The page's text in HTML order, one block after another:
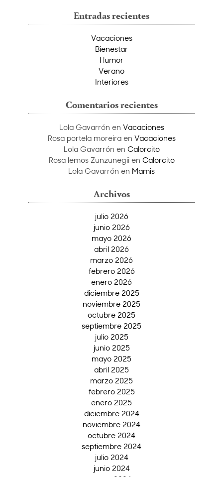
Entradas recientes
Vacaciones
Bienestar
Humor
Verano
Interiores
Comentarios recientes
Lola Gavarrón en Vacaciones
Rosa portela moreiraen Vacaciones
Lola Gavarrón en Calorcito
Rosa lemos Zunzunegiien Calorcito
Lola Gavarrón en Mamis
Archivos
julio 2026
junio 2026
mayo 2026
abril 2026
marzo 2026
febrero 2026
enero 2026
diciembre 2025
noviembre 2025
octubre 2025
septiembre 2025
julio 2025
junio 2025
mayo 2025
abril 2025
marzo 2025
febrero 2025
enero 2025
diciembre 2024
noviembre 2024
octubre 2024
septiembre 2024
julio 2024
junio 2024